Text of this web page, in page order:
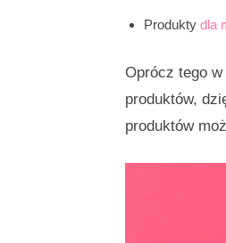
Produkty dla
Oprócz tego
produktów,
produktów